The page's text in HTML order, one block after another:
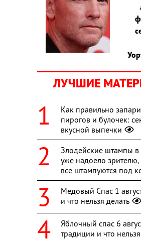
ЛУЧШИЕ
Как правильно
пирогов и булочек:
вкусной выпечки
Злодейские штампы в
уже надоело
все штампуются под
Медовый Спас 1
и что нельзя делать
Яблочный спас 6
традиции и что